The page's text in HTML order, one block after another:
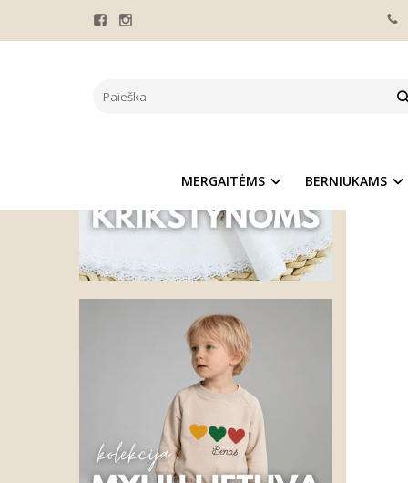
MERGAITĖMS BERNIUKAMS